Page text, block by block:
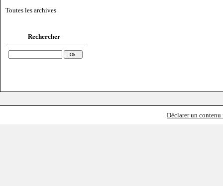
Toutes les archives
Rechercher
Déclarer un